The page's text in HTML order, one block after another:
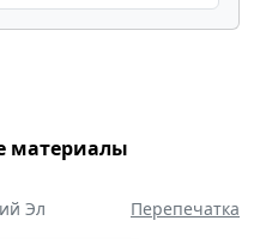
материалы
Эл
Перепечатка